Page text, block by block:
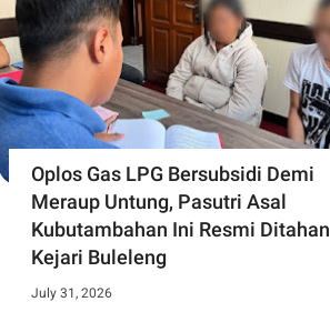
Oplos Gas LPG Bersubsidi Demi
Meraup Untung, Pasutri Asal
Kubutambahan Ini Resmi Ditahan
Kejari Buleleng
July 31, 2026